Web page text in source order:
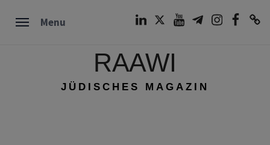
Menu
RAAWI
JÜDISCHES MAGAZIN